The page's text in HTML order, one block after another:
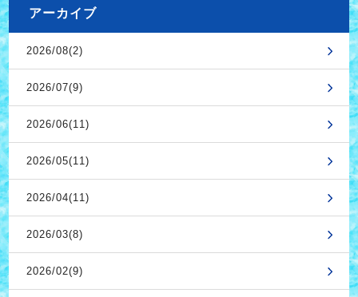
アーカイブ
2026/08(2)
2026/07(9)
2026/06(11)
2026/05(11)
2026/04(11)
2026/03(8)
2026/02(9)